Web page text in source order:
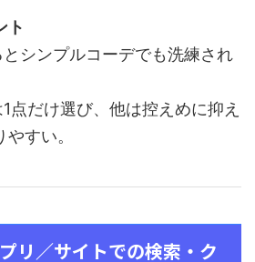
ト
シンプルコーデでも洗練され
点だけ選び、他は控えめに抑え
すい。
リ／サイトでの検索・ク